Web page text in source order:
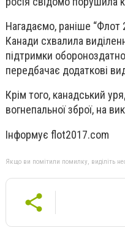
Нагадаємо, раніше “Флот
Канади схвалила
підтримки
передбачає додаткові
Крім того, канадський
вогнепальної зброї, на
Інформує flot2017.com
Якщо ви помітили помилку, виділіть